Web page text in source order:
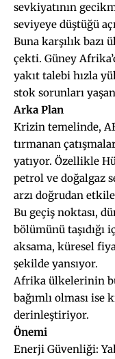
sevkiyatının
seviyeye düştüğü
Buna karşılık bazı
çekti. Güney
yakıt talebi hızla
stok sorunları
Arka Plan
Krizin temelinde,
tırmanan
yatıyor. Özellikle
petrol ve doğalgaz
arzı doğrudan
Bu geçiş noktası,
bölümünü taşıdığı
aksama, küresel
şekilde yansıyor.
Afrika ülkelerinin
bağımlı olması
derinleştiriyor.
Önemi
Enerji Güvenliği: